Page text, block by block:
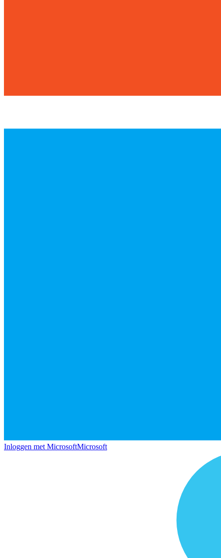
Inloggen met MicrosoftMicrosoft